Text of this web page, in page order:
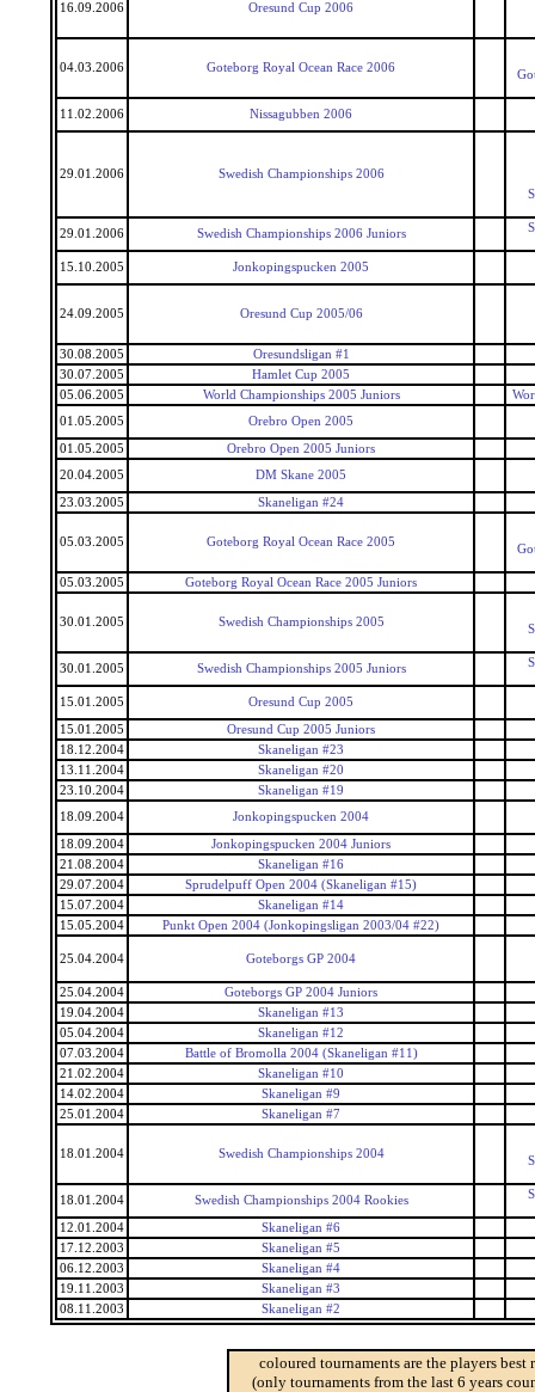
16.09.2006 Oresund Cup 2006
04.03.2006 Goteborg Royal Ocean Race 2006
11.02.2006 Nissagubben 2006
29.01.2006
Swedish Championships 2006
29.01.2006 Swedish Championships 2006 Juniors
15.10.2005 Jonkopingspucken 2005
24.09.2005 Oresund Cup 2005/06
30.08.2005
Oresundsligan #1
30.07.2005
Hamlet Cup 2005
05.06.2005
World Championships 2005 Juniors
01.05.2005
Orebro Open 2005
01.05.2005
Orebro Open 2005 Juniors
20.04.2005
DM Skane 2005
23.03.2005 Skaneligan #24
05.03.2005 Goteborg Royal Ocean Race 2005
05.03.2005 Goteborg Royal Ocean Race 2005 Juniors
30.01.2005 Swedish Championships 2005
30.01.2005 Swedish Championships 2005 Juniors
15.01.2005 Oresund Cup 2005
15.01.2005
Oresund Cup 2005 Juniors
18.12.2004
Skaneligan #23
13.11.2004
Skaneligan #20
23.10.2004
Skaneligan #19
18.09.2004
Jonkopingspucken 2004
18.09.2004
Jonkopingspucken 2004 Juniors
21.08.2004
Skaneligan #16
29.07.2004
Sprudelpuff Open 2004 (Skaneligan #15)
15.07.2004
Skaneligan #14
15.05.2004
Punkt Open 2004 (Jonkopingsligan 2003/04 #22)
25.04.2004 Goteborgs GP 2004
25.04.2004
Goteborgs GP 2004 Juniors
19.04.2004
Skaneligan #13
05.04.2004
Skaneligan #12
07.03.2004
Battle of Bromolla 2004 (Skaneligan #11)
21.02.2004
Skaneligan #10
14.02.2004
Skaneligan #9
25.01.2004
Skaneligan #7
18.01.2004 Swedish Championships 2004
18.01.2004 Swedish Championships 2004 Rookies
12.01.2004
Skaneligan #6
17.12.2003
Skaneligan #5
06.12.2003
Skaneligan #4
19.11.2003
Skaneligan #3
08.11.2003
Skaneligan #2
coloured tournaments are the players
(only tournaments from the last 6 years